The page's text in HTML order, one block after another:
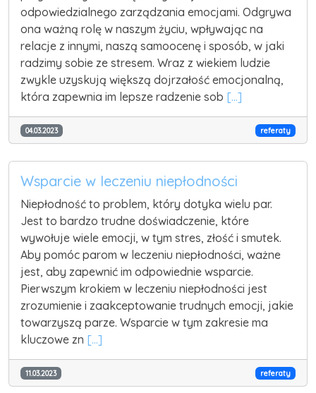
odpowiedzialnego zarządzania emocjami. Odgrywa
ona ważną rolę w naszym życiu, wpływając na
relacje z innymi, naszą samoocenę i sposób, w jaki
radzimy sobie ze stresem. Wraz z wiekiem ludzie
zwykle uzyskują większą dojrzałość emocjonalną,
która zapewnia im lepsze radzenie sob [...]
04.03.2023 referaty
Wsparcie w leczeniu niepłodności
Niepłodność to problem, który dotyka wielu par.
Jest to bardzo trudne doświadczenie, które
wywołuje wiele emocji, w tym stres, złość i smutek.
Aby pomóc parom w leczeniu niepłodności, ważne
jest, aby zapewnić im odpowiednie wsparcie.
Pierwszym krokiem w leczeniu niepłodności jest
zrozumienie i zaakceptowanie trudnych emocji, jakie
towarzyszą parze. Wsparcie w tym zakresie ma
kluczowe zn [...]
11.03.2023 referaty